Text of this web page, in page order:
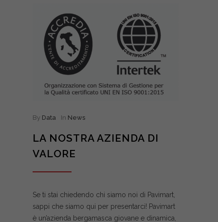
By Data In News
LA NOSTRA AZIENDA DI
VALORE
Se ti stai chiedendo chi siamo noi di Pavimart,
sappi che siamo qui per presentarci! Pavimart
è un’azienda bergamasca giovane e dinamica,